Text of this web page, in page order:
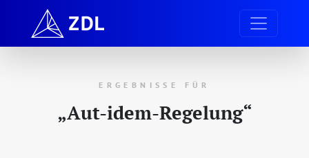
ERGEBNISSE FÜR
„Aut-idem-Regelung“